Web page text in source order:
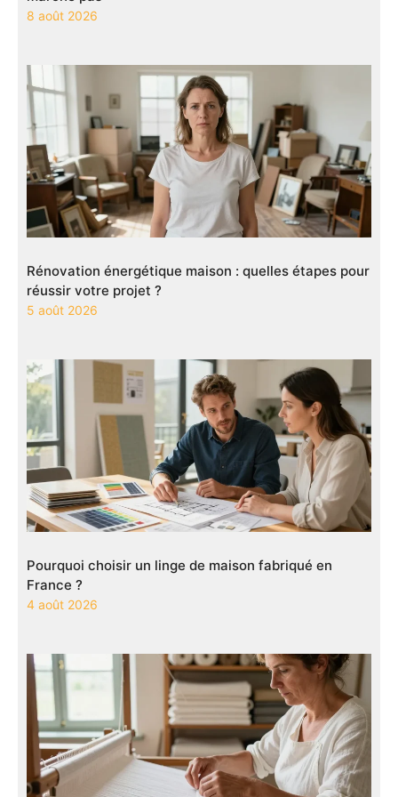
8 août 2026
Rénovation énergétique maison : quelles étapes pour
réussir votre projet ?
5 août 2026
Pourquoi choisir un linge de maison fabriqué en
France ?
4 août 2026